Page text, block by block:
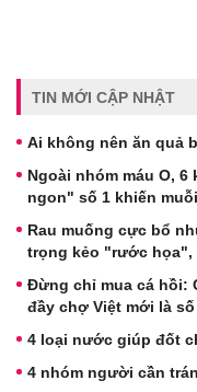
TIN MỚI CẬP NHẬT
Ai không nên ăn quả
Ngoài nhóm máu O,
ngon" số 1 khiến
Rau muống cực bổ
trọng kẻo "rước họa",
Đừng chỉ mua cá hồi:
đầy chợ Việt mới là
4 loại nước giúp đốt
4 nhóm người cần